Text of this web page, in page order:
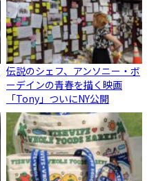
伝説のシェフ、アンソニー・ボ
ーデインの青春を描く映画
「Tony」ついにNY公開